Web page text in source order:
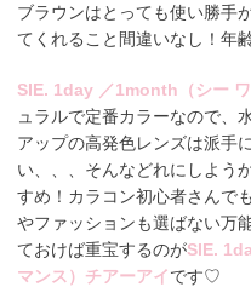
ブラウンはとっても使い勝手
てくれること間違いなし！年
SIE. 1day ／1month（シー
ュラルで定番カラーなので、
アップの高発色レンズは派手
い、、、そんなどれにしよう
すめ！カラコン初心者さんで
やファッションも選ばない万
ておけば重宝するのがSIE.
マンス）チアーアイです♡